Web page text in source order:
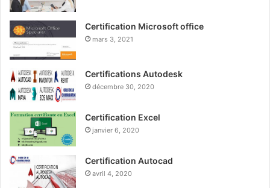
Certification Microsoft office
mars 3, 2021
Certifications Autodesk
décembre 30, 2020
Certification Excel
janvier 6, 2020
Certification Autocad
avril 4, 2020